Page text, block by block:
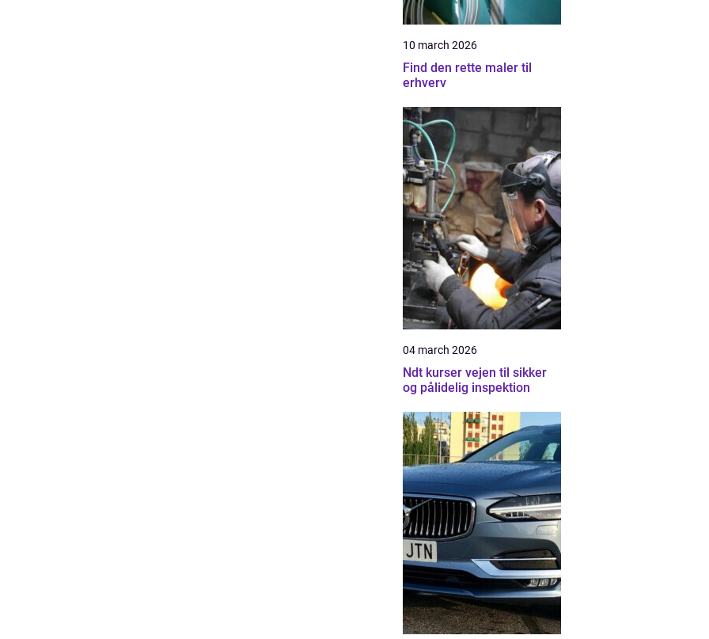
10 march 2026
Find den rette maler til
erhverv
04 march 2026
Ndt kurser vejen til sikker
og pålidelig inspektion